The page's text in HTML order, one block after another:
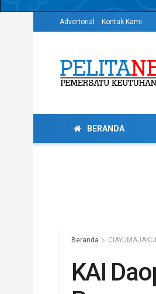
Advertorial Kontak Kami
BERANDA
Beranda
KAI